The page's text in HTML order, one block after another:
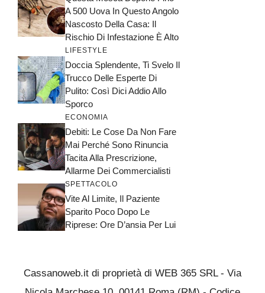
A 500 Uova In Questo Angolo
Nascosto Della Casa: Il
Rischio Di Infestazione È Alto
LIFESTYLE
Doccia Splendente, Ti Svelo Il
Trucco Delle Esperte Di
Pulito: Così Dici Addio Allo
Sporco
ECONOMIA
Debiti: Le Cose Da Non Fare
Mai Perché Sono Rinuncia
Tacita Alla Prescrizione,
Allarme Dei Commercialisti
SPETTACOLO
Vite Al Limite, Il Paziente
Sparito Poco Dopo Le
Riprese: Ore D’ansia Per Lui
Cassanoweb.it di proprietà di WEB 365 SRL - Via